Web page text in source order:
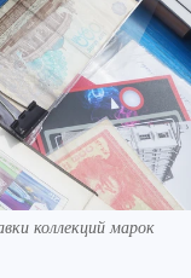
коллекций марок